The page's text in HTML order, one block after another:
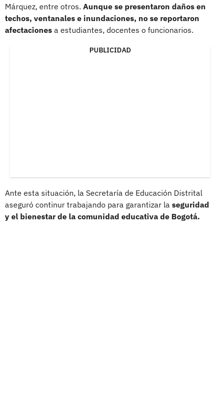
Márquez, entre otros. Aunque se presentaron daños en
techos, ventanales e inundaciones, no se reportaron
afectaciones a estudiantes, docentes o funcionarios.
PUBLICIDAD
Ante esta situación, la Secretaría de Educación Distrital
aseguró continur trabajando para garantizar la seguridad
y el bienestar de la comunidad educativa de Bogotá.